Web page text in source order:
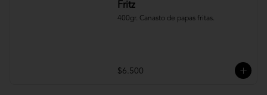
Fritz
400gr. Canasto de papas fritas.
$6.500